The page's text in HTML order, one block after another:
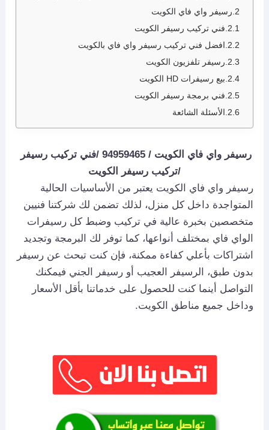
رسيفر واي فاي الكويت
فني تركيب رسيفر الكويت
افضل فني تركيب رسيفر واي فاي بالكويت
رسيفر تلفزيون الكويت
بيع رسيفرات HD الكويت
فني برمجة رسيفر الكويت
الأسئلة الشائعة
رسيفر واي فاي الكويت / 94959465 /فني تركيب رسيفر
/تركيب رسيفر الكويت
رسيفر واي فاي الكويت يعتبر من الأساسيات الحالية
المتواجدة داخل كل منزل، لذلك تضمن لك شركتنا فنيين
متخصصين بخبرة عالية في تركيب وضبط كل رسيفرات
الواي فاي بمختلف أنواعها، كما توفر لك البرمجة وتجديد
اشتراكات بأعلي كفاءة ممكنة، فإن كنت تبحث عن رسيفر
بدون طبق، الرسيفر العجيب أو رسيفر الجني فيمكنك
التواصل أينما كنت للحصول على خدماتنا بأقل الأسعار
وداخل جميع مناطق الكويت.